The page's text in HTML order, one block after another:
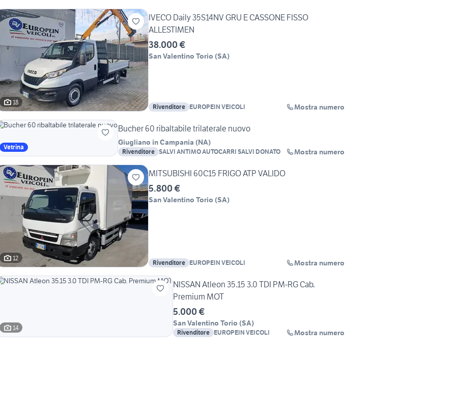
18
IVECO Daily 35S14NV GRU E CASSONE FISSO
ALLESTIMEN
38.000 €
San Valentino Torio (SA)
Rivenditore EUROPEIN VEICOLI Mostra numero
Vetrina
Bucher 60 ribaltabile trilaterale nuovo
Giugliano in Campania (NA)
Rivenditore SALVI ANTIMO AUTOCARRI SALVI DONATO Mostra numero
12
MITSUBISHI 60C15 FRIGO ATP VALIDO
5.800 €
San Valentino Torio (SA)
Rivenditore EUROPEIN VEICOLI Mostra numero
14
NISSAN Atleon 35.15 3.0 TDI PM-RG Cab.
Premium MOT
5.000 €
San Valentino Torio (SA)
Rivenditore EUROPEIN VEICOLI Mostra numero